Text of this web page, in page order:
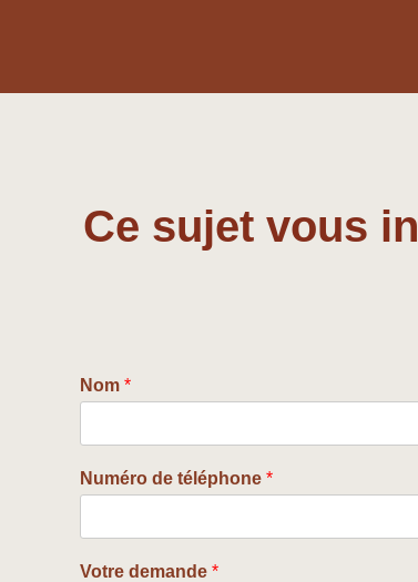
Ce sujet vous
Nom *
Numéro de téléphone *
Votre demande *